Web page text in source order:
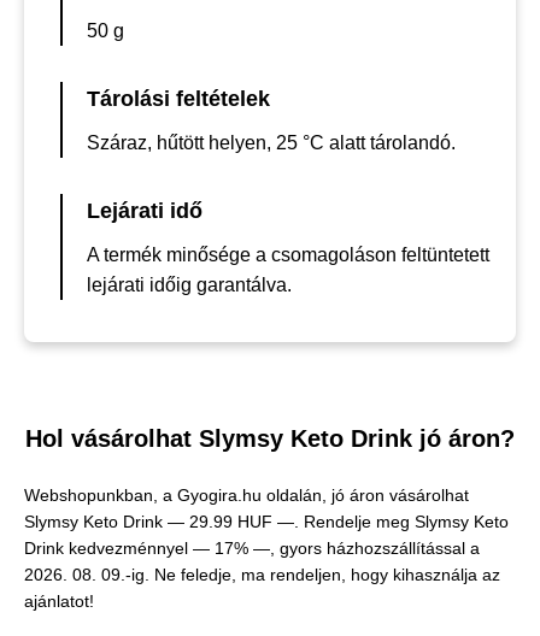
50 g
Tárolási feltételek
Száraz, hűtött helyen, 25 °C alatt tárolandó.
Lejárati idő
A termék minősége a csomagoláson feltüntetett
lejárati időig garantálva.
Hol vásárolhat Slymsy Keto Drink jó áron?
Webshopunkban, a Gyogira.hu oldalán, jó áron vásárolhat
Slymsy Keto Drink — 29.99 HUF — . Rendelje meg Slymsy Keto
Drink kedvezménnyel — 17% —, gyors házhozszállítással a
2026. 08. 09.-ig. Ne feledje, ma rendeljen, hogy kihasználja az
ajánlatot!